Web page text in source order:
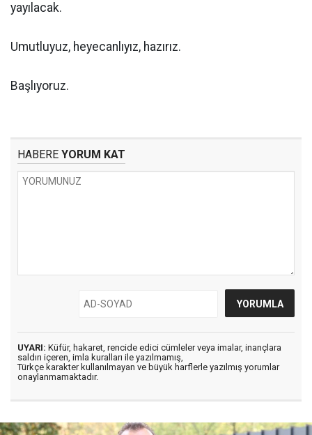
yayılacak.
Umutluyuz, heyecanlıyız, hazırız.
Başlıyoruz.
HABERE YORUM KAT
UYARI: Küfür, hakaret, rencide edici cümleler veya imalar, inançlara
saldırı içeren, imla kuralları ile yazılmamış,
Türkçe karakter kullanılmayan ve büyük harflerle yazılmış yorumlar
onaylanmamaktadır.